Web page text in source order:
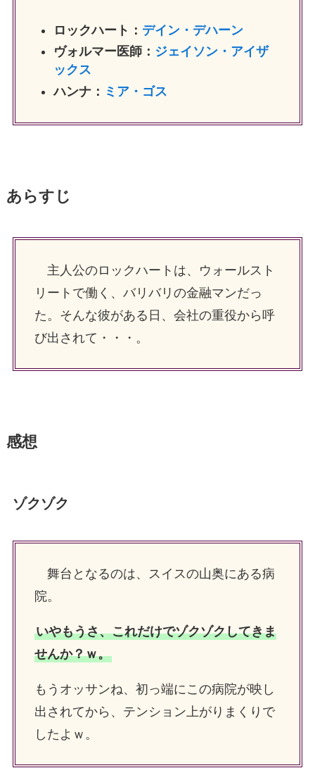
ロックハート： デイン・デハーン
ヴォルマー医師： ジェイソン・アイザ
ックス
ハンナ： ミア・ゴス
あらすじ
主人公のロックハートは、ウォールスト
リートで働く、バリバリの金融マンだっ
た。そんな彼がある日、会社の重役から呼
び出されて・・・。
感想
ゾクゾク
舞台となるのは、スイスの山奥にある病
院。
いやもうさ、これだけでゾクゾクしてきま
せんか？ｗ。
もうオッサンね、初っ端にこの病院が映し
出されてから、テンション上がりまくりで
したよｗ。